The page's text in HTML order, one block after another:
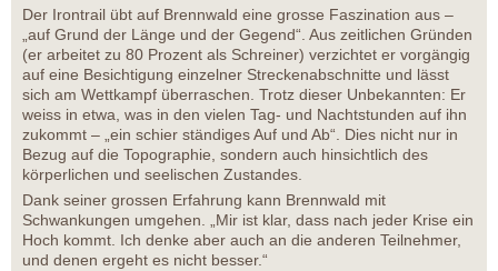
Der Irontrail übt auf Brennwald eine grosse Faszination aus –
„auf Grund der Länge und der Gegend“. Aus zeitlichen Gründen
(er arbeitet zu 80 Prozent als Schreiner) verzichtet er vorgängig
auf eine Besichtigung einzelner Streckenabschnitte und lässt
sich am Wettkampf überraschen. Trotz dieser Unbekannten: Er
weiss in etwa, was in den vielen Tag- und Nachtstunden auf ihn
zukommt – „ein schier ständiges Auf und Ab“. Dies nicht nur in
Bezug auf die Topographie, sondern auch hinsichtlich des
körperlichen und seelischen Zustandes.
Dank seiner grossen Erfahrung kann Brennwald mit
Schwankungen umgehen. „Mir ist klar, dass nach jeder Krise ein
Hoch kommt. Ich denke aber auch an die anderen Teilnehmer,
und denen ergeht es nicht besser.“